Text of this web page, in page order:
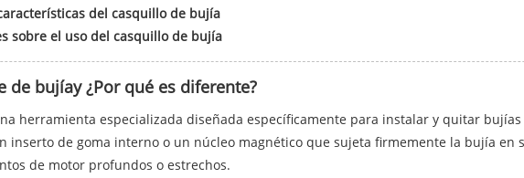
del casquillo de bujía
sobre el uso del casquillo de bujía
de bujíay ¿Por qué es diferente?
herramienta especializada diseñada específicamente para instalar y quitar
inserto de goma interno o un núcleo magnético que sujeta firmemente la bujía en
de motor profundos o estrechos.